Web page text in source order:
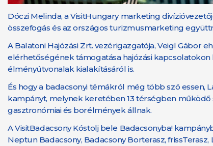
Dóczi Melinda, a VisitHungary marketing
összefogás és az országos turizmusmarketing
A Balatoni Hajózási Zrt. vezérigazgatója, Veigl Gábor
elérhetőségének támogatása hajózási
élményútvonalak kialakításáról is.
És hogy a badacsonyi témákról még több szó essen,
kampányt, melynek keretében 13 térségben
gasztronómiai és borélmények állnak.
A VisitBadacsony Kóstolj bele Badacsonyba!
Neptun Badacsony, Badacsony Borterasz,